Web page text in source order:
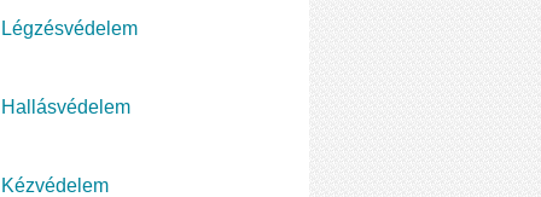
Légzésvédelem
Hallásvédelem
Kézvédelem